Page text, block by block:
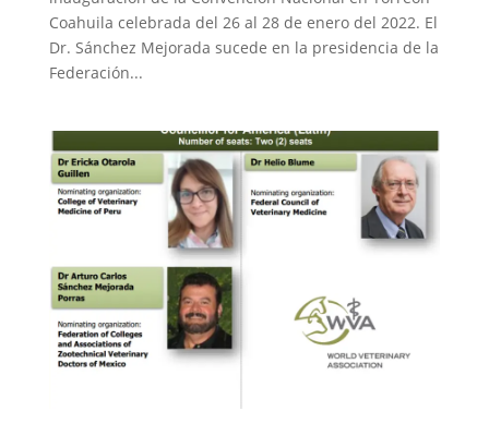
Coahuila celebrada del 26 al 28 de enero del 2022. El
Dr. Sánchez Mejorada sucede en la presidencia de la
Federación...